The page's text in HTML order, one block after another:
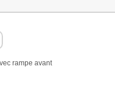
rampe avant